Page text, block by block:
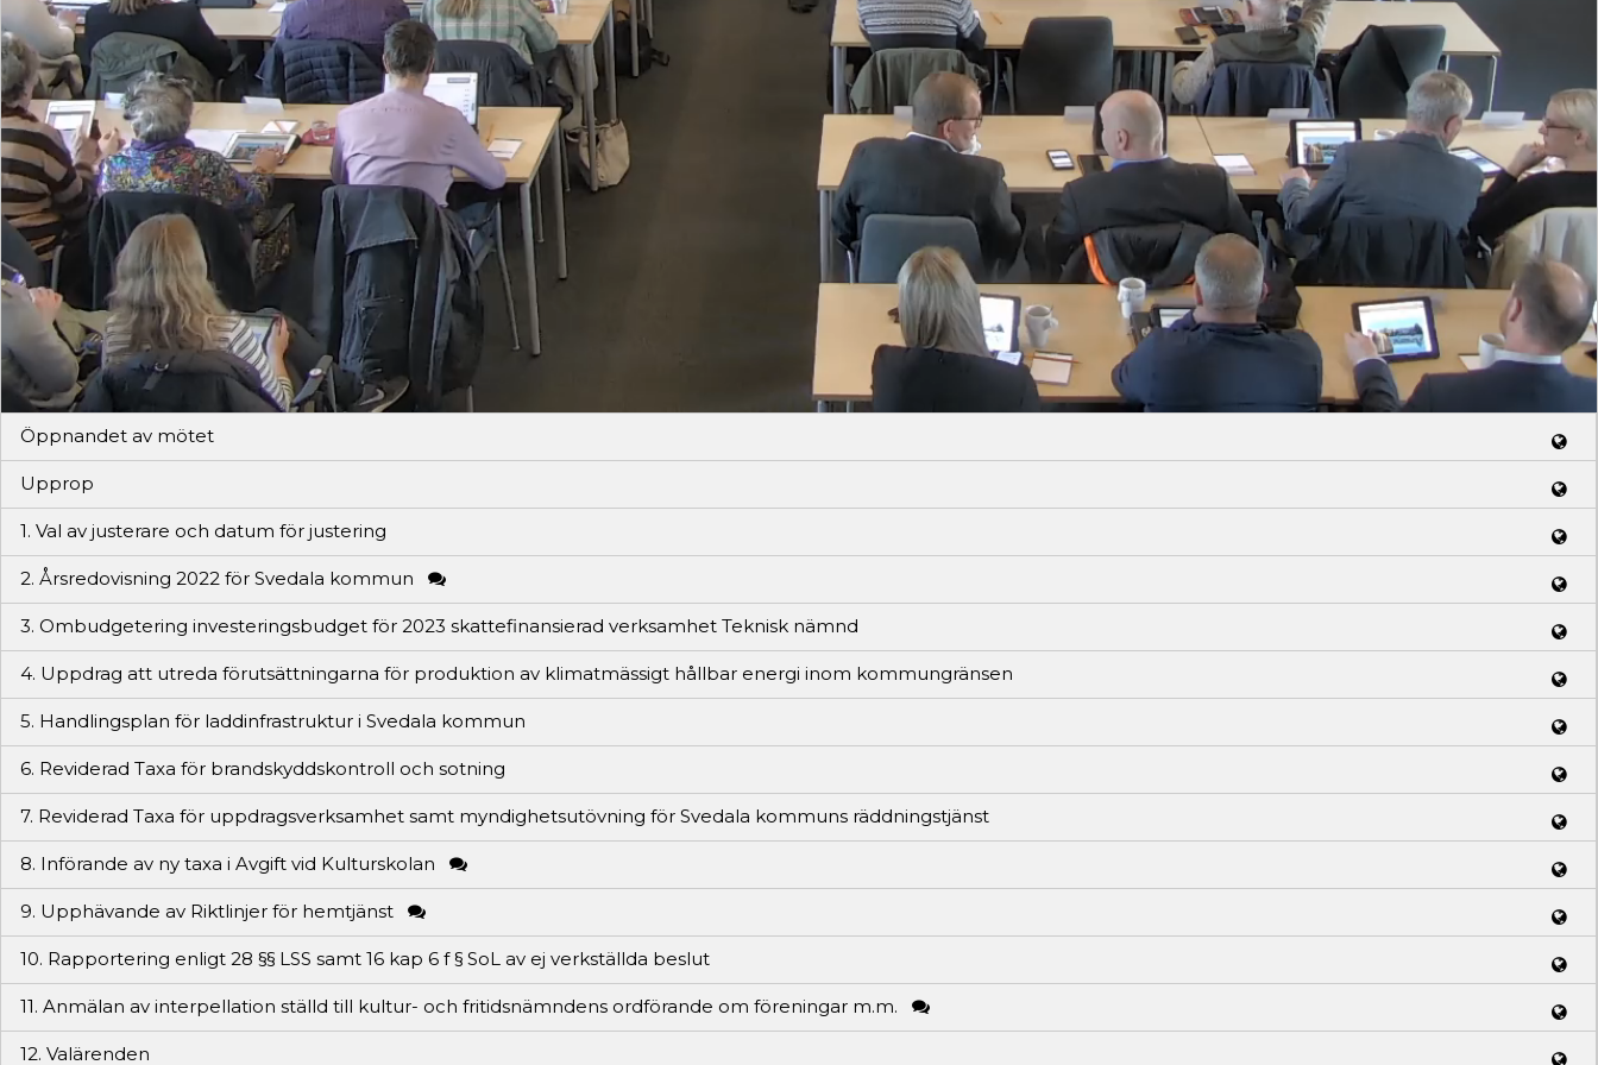
Video
Öppnandet av mötet
Upprop
1. Val av justerare och datum för justering
2. Årsredovisning 2022 för Svedala kommun
3. Ombudgetering investeringsbudget för 2023 skattefinansierad verksamhet Teknisk nämnd
4. Uppdrag att utreda förutsättningarna för produktion av klimatmässigt hållbar energi inom kommungränsen
5. Handlingsplan för laddinfrastruktur i Svedala kommun
6. Reviderad Taxa för brandskyddskontroll och sotning
7. Reviderad Taxa för uppdragsverksamhet samt myndighetsutövning för Svedala kommuns räddningstjänst
8. Införande av ny taxa i Avgift vid Kulturskolan
9. Upphävande av Riktlinjer för hemtjänst
10. Rapportering enligt 28 §§ LSS samt 16 kap 6 f § SoL av ej verkställda beslut
11. Anmälan av interpellation ställd till kultur- och fritidsnämndens ordförande om föreningar m.m.
12. Valärenden